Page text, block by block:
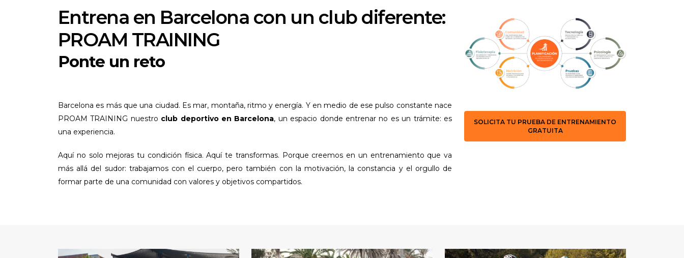
Entrena en Barcelona con un club diferente:
PROAM TRAINING
Ponte un reto
Barcelona es más que una ciudad. Es mar, montaña, ritmo y energía. Y en medio de ese pulso constante nace
PROAM TRAINING nuestro club deportivo en Barcelona, un espacio donde entrenar no es un trámite: es
una experiencia.
Aquí no solo mejoras tu condición física. Aquí te transformas. Porque creemos en un entrenamiento que va
más allá del sudor: trabajamos con el cuerpo, pero también con la motivación, la constancia y el orgullo de
formar parte de una comunidad con valores y objetivos compartidos.
SOLICITA TU PRUEBA DE ENTRENAMIENTO
GRATUITA